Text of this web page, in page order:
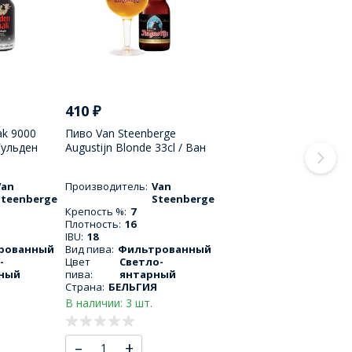
9000
410 ₽
Пиво Van Steenberge
Augustijn Blonde 33cl / Ван
Производитель: Van
Steenberge
Крепость %: 7
Плотность: 16
IBU: 18
Вид пива: Фильтрованный
Цвет
пива:
Светло-
янтарный
Страна: БЕЛЬГИЯ
В наличии: 3 шт.
– +